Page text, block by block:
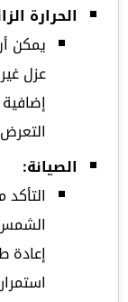
الحرارة
يمكن
عزل
الصيانة:
إعادة